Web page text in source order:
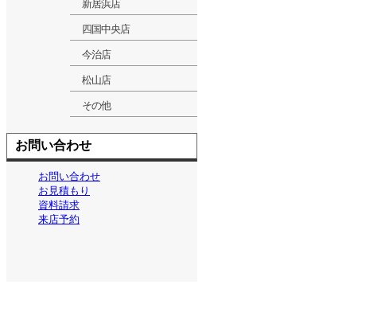
新居浜店
四国中央店
今治店
松山店
その他
お問い合わせ
お問い合わせ
お見積もり
資料請求
来店予約